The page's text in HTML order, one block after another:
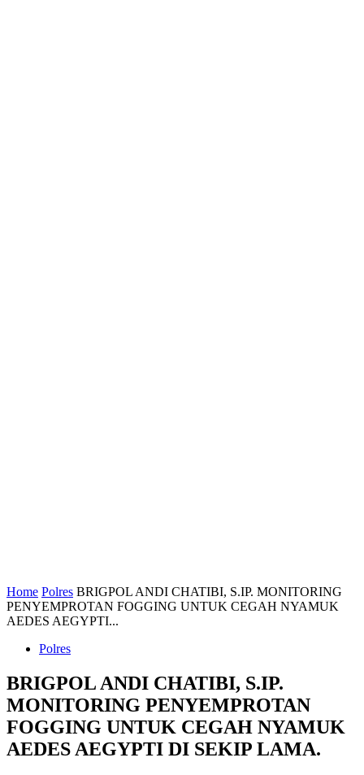
Home Polres BRIGPOL ANDI CHATIBI, S.IP. MONITORING
PENYEMPROTAN FOGGING UNTUK CEGAH NYAMUK
AEDES AEGYPTI...
Polres
BRIGPOL ANDI CHATIBI, S.IP.
MONITORING PENYEMPROTAN
FOGGING UNTUK CEGAH NYAMUK
AEDES AEGYPTI DI SEKIP LAMA.